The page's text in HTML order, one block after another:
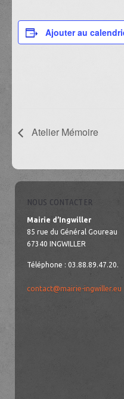
Ajouter au
Atelier Mémoire
NOUS CONTACTER
Mairie d’Ingwiller
85 rue du Général Goureau
67340 INGWILLER
Téléphone : 03.88.89.47.20.
contact@mairie-ingwiller.eu